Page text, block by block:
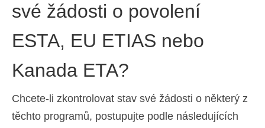
své žádosti o povolení
ESTA, EU ETIAS nebo
Kanada ETA?
Chcete-li zkontrolovat stav své žádosti o některý z
těchto programů, postupujte podle následujících